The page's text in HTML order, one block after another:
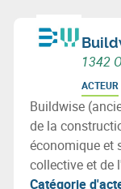
1342
ACTEUR
Buildwise
de la
économique et
collective et de
au profit de ses
Catégorie